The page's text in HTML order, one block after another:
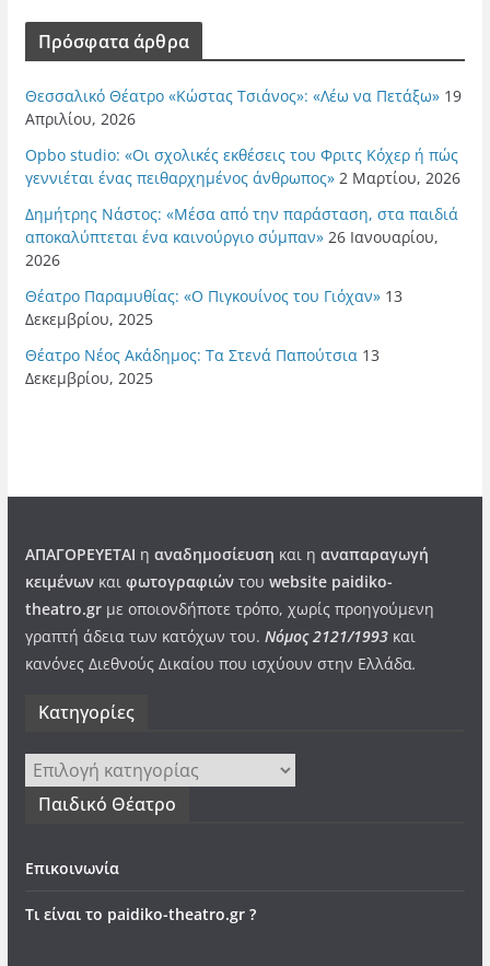
Πρόσφατα άρθρα
Θεσσαλικό Θέατρο «Κώστας Τσιάνος»: «Λέω να Πετάξω» 19
Απριλίου, 2026
Opbo studio: «Οι σχολικές εκθέσεις του Φριτς Κόχερ ή πώς
γεννιέται ένας πειθαρχημένος άνθρωπος» 2 Μαρτίου, 2026
Δημήτρης Νάστος: «Μέσα από την παράσταση, στα παιδιά
αποκαλύπτεται ένα καινούργιο σύμπαν» 26 Ιανουαρίου,
2026
Θέατρο Παραμυθίας: «Ο Πιγκουίνος του Γιόχαν» 13
Δεκεμβρίου, 2025
Θέατρο Νέος Ακάδημος: Τα Στενά Παπούτσια 13
Δεκεμβρίου, 2025
ΑΠΑΓΟΡΕΥΕΤΑΙ η αναδημοσίευση και η αναπαραγωγή
κειμένωνκαι φωτογραφιώντου website paidiko-
theatro.grμε οποιονδήποτε τρόπο, χωρίς προηγούμενη
γραπτή άδεια των κατόχων του. Νόμος 2121/1993και
κανόνες Διεθνούς Δικαίου που ισχύουν στην Ελλάδα.
Kατηγορίες
Kατηγορίες
Παιδικό Θέατρο
Επικοινωνία
Τι είναι το paidiko-theatro.gr ?